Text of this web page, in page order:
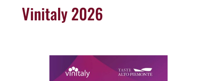
Vinitaly 2026